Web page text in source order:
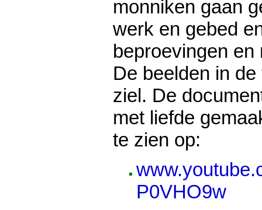
monniken gaan
werk en gebed
beproevingen en
De beelden in
ziel. De
met liefde
te zien op:
P0VHO9w